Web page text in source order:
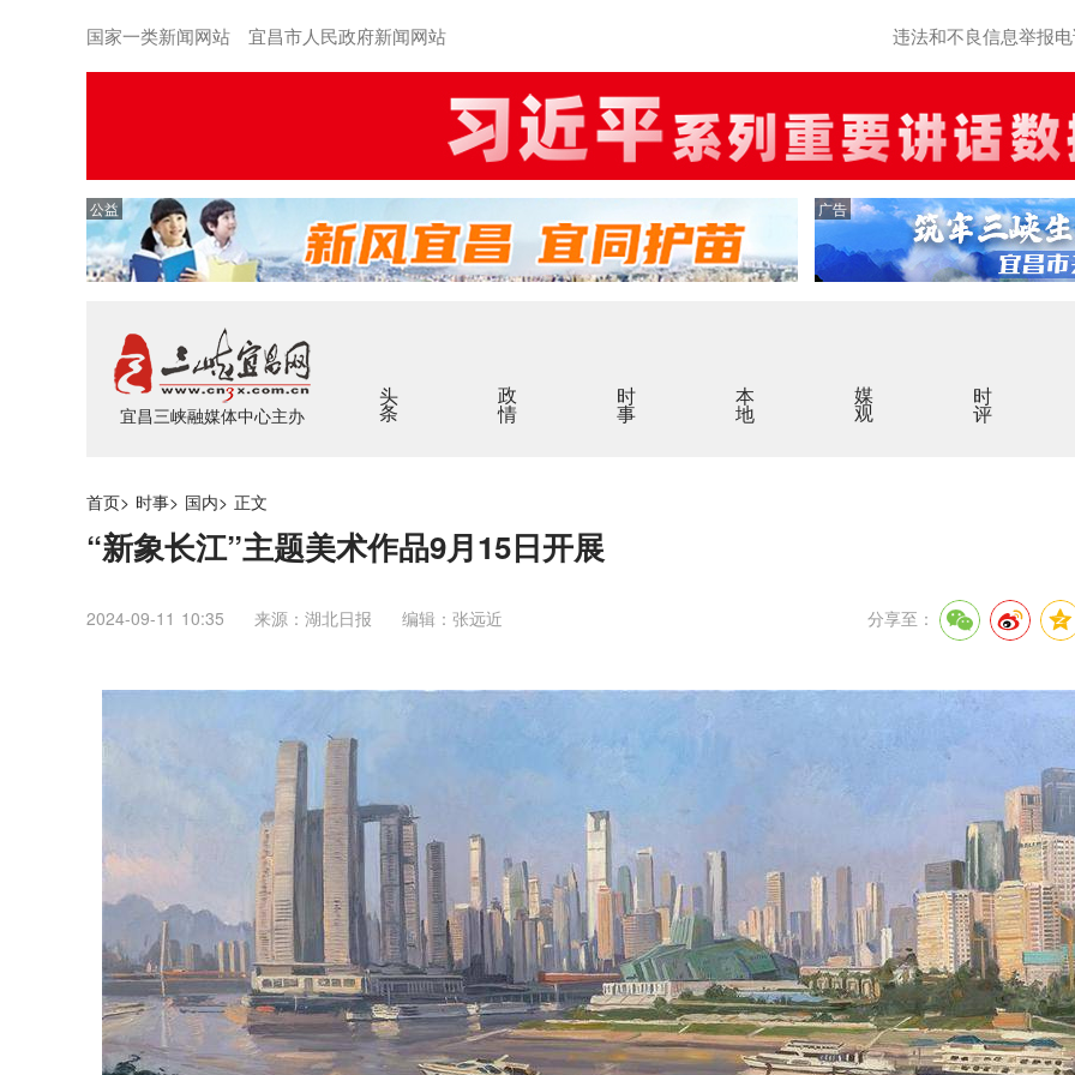
国家一类新闻网站 宜昌市人民政府新闻网站 违法和不良信息举报
公益 广告
宜昌三峡融媒体中心主办
头条 政情 时事 本地 媒观 时评
首页> 时事> 国内> 正文
“新象长江”主题美术作品9月15日开展
2024-09-11 10:35 来源：湖北日报 编辑：张远近 分享至：